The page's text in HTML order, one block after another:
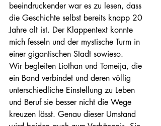
beeindruckender war es zu lesen, dass
die Geschichte selbst bereits knapp 20
Jahre alt ist. Der Klappentext konnte
mich fesseln und der mystische Turm in
einer gigantischen Stadt sowieso.
Wir begleiten Liothan und Tomeija, die
ein Band verbindet und deren völlig
unterschiedliche Einstellung zu Leben
und Beruf sie besser nicht die Wege
kreuzen lässt. Genau dieser Umstand